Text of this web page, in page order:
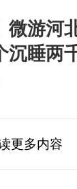
微游河
沉睡两
更多内容